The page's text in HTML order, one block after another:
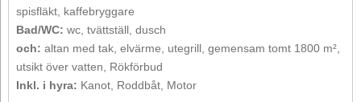
spisfläkt, kaffebryggare
Bad/WC: wc, tvättställ, dusch
och: altan med tak, elvärme, utegrill, gemensam tomt 1800 m²,
utsikt över vatten, Rökförbud
Inkl. i hyra: Kanot, Roddbåt, Motor